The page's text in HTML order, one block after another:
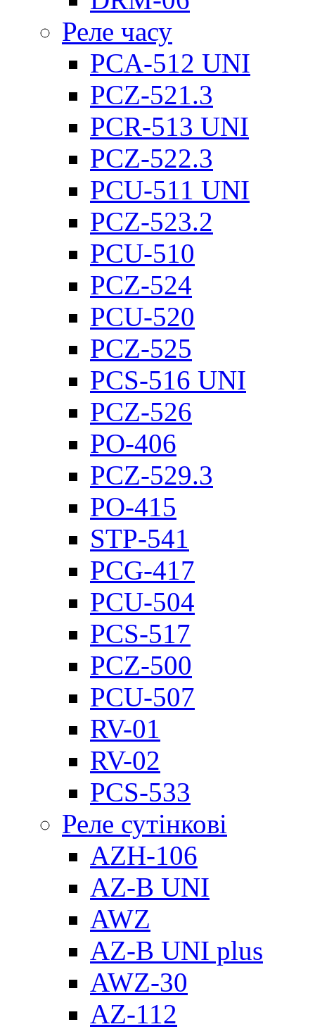
Реле часу
PCA-512 UNI
PCZ-521.3
PCR-513 UNI
PCZ-522.3
PCU-511 UNI
PCZ-523.2
PCU-510
PCZ-524
PCU-520
PCZ-525
PCS-516 UNI
PCZ-526
PO-406
PCZ-529.3
PO-415
STP-541
PCG-417
PCU-504
PCS-517
PCZ-500
PCU-507
RV-01
RV-02
PCS-533
Реле сутінкові
AZH-106
AZ-B UNI
AWZ
AZ-B UNI plus
AWZ-30
AZ-112